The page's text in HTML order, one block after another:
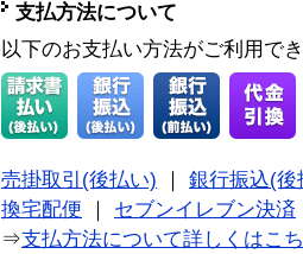
支払方法について
以下のお支払い方法がご利用で
売掛取引(後払い)
銀行振込(後
換宅配便
セブンイレブン決済
⇒支払方法について詳しくはこ